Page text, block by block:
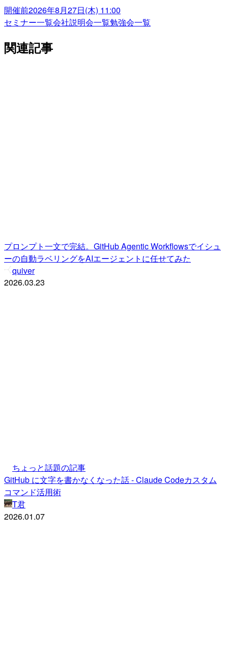
開催前2026年8月27日(木) 11:00
セミナー一覧会社説明会一覧勉強会一覧
関連記事
プロンプト一文で完結。GitHub Agentic Workflowsでイシュ
ーの自動ラベリングをAIエージェントに任せてみた
quiver
2026.03.23
ちょっと話題の記事
GitHub に文字を書かなくなった話 - Claude Codeカスタム
コマンド活用術
T君
2026.01.07